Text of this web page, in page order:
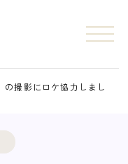
の撮影にロケ協力しまし